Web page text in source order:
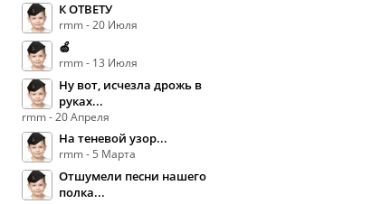
К ОТВЕТУ
rmm - 20 Июля
🍏
rmm - 13 Июля
Ну вот, исчезла дрожь в
руках...
rmm - 20 Апреля
На теневой узор...
rmm - 5 Марта
Отшумели песни нашего
полка...